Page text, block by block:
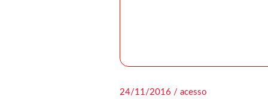
24/11/2016 / acesso